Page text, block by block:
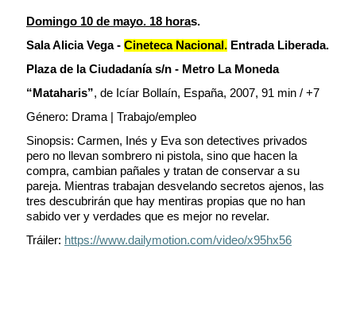
Domingo 10 de mayo. 18 horas.
Sala Alicia Vega - Cineteca Nacional. Entrada Liberada.
Plaza de la Ciudadanía s/n - Metro La Moneda
“Mataharis”, de Icíar Bollaín, España, 2007, 91 min / +7
Género: Drama | Trabajo/empleo
Sinopsis: Carmen, Inés y Eva son detectives privados
pero no llevan sombrero ni pistola, sino que hacen la
compra, cambian pañales y tratan de conservar a su
pareja. Mientras trabajan desvelando secretos ajenos, las
tres descubrirán que hay mentiras propias que no han
sabido ver y verdades que es mejor no revelar.
Tráiler: https://www.dailymotion.com/video/x95hx56